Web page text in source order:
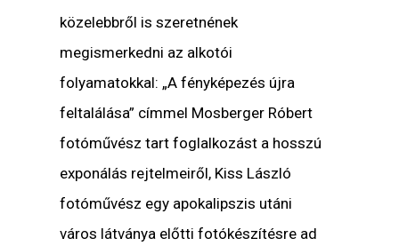
közelebbről is szeretnének
megismerkedni az alkotói
folyamatokkal: „A fényképezés újra
feltalálása” címmel Mosberger Róbert
fotóművész tart foglalkozást a hosszú
exponálás rejtelmeiről, Kiss László
fotóművész egy apokalipszis utáni
város látványa előtti fotókészítésre ad